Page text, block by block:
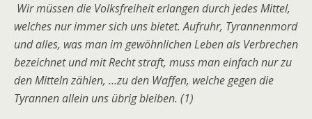
Wir müssen die Volksfreiheit erlangen durch jedes Mittel,
welches nur immer sich uns bietet. Aufruhr, Tyrannenmord
und alles, was man im gewöhnlichen Leben als Verbrechen
bezeichnet und mit Recht straft, muss man einfach nur zu
den Mitteln zählen, …zu den Waffen, welche gegen die
Tyrannen allein uns übrig bleiben. (1)